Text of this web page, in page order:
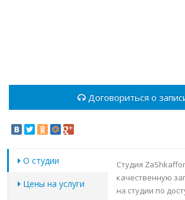
Договориться о
О студии
Цены на услуги
Студия
качественную
на студии по